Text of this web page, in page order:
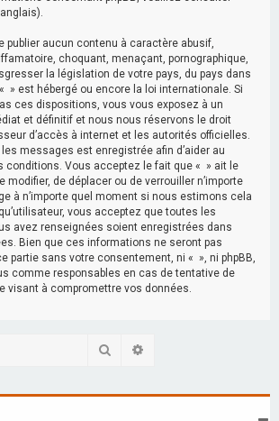
publier aucun contenu à caractère abusif,
choquant, menaçant, pornographique,
la législation de votre pays, du pays dans
» est hébergé ou encore la loi internationale. Si
ces dispositions, vous vous exposez à un
et définitif et nous nous réservons le droit
d’accès à internet et les autorités officielles.
les messages est enregistrée afin d’aider au
conditions. Vous acceptez le fait que « » ait le
modifier, de déplacer ou de verrouiller n’importe
à n’importe quel moment si nous estimons cela
vous acceptez que toutes les
avez renseignées soient enregistrées dans
Bien que ces informations ne seront pas
partie sans votre consentement, ni « », ni phpBB,
comme responsables en cas de tentative de
visant à compromettre vos données.
Rechercher